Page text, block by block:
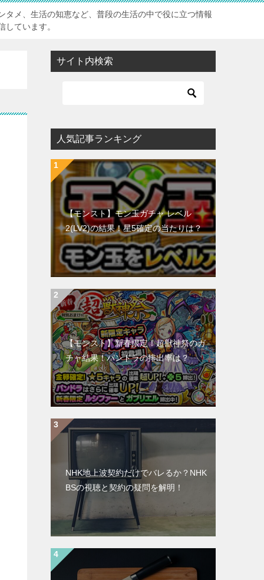
タメ、生活の知恵など、普段の生活の中で役に立つ情報
ています。
サイト内検索
人気記事ランキング
【モンスト】モン玉ガチャ レベル
2(LV2)の結果！星5確定の当たりは？
【モンスト】新春限定！超獣神祭のガ
チャ結果！パンドラの排出率は？
NHK地上波契約だけでバレるか？NHK
BSの視聴と契約の疑問を解明！